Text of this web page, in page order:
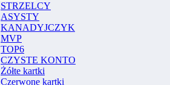
STRZELCY
ASYSTY
KANADYJCZYK
MVP
TOP6
CZYSTE KONTO
Żółte kartki
Czerwone kartki